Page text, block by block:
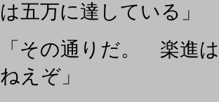
は五万に達している」
「その通りだ。 楽進
ねえぞ」